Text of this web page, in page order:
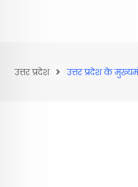
उत्तर प्रदेश उत्तर प्रदेश के